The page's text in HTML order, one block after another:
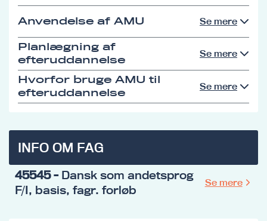
Anvendelse af AMU Se mere
Planlægning af
efteruddannelse
Se mere
Hvorfor bruge AMU til
efteruddannelse
Se mere
INFO OM FAG
45545- Dansk som andetsprog
F/I, basis, fagr. forløb
Se mere